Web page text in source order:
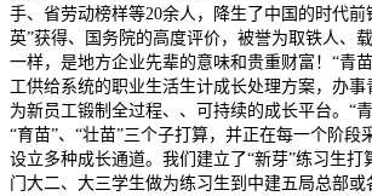
手、省劳动榜样等20余人，降生了中国的时代前
英”获得、国务院的高度评价，被誉为取铁人、
一样，是地方企业先辈的意味和贵重财富！“青
工供给系统的职业生活生计成长处理方案，办事
为新员工锻制全过程、、可持续的成长平台。“青
“育苗”、“壮苗”三个子打算，并正在每一个阶段
设立多种成长通道。我们建立了“新芽”练习生打
门大二、大三学生做为练习生到中建五局总部或